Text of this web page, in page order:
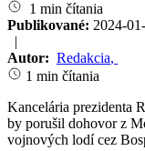
1 min čítania
Publikované: 2024-
|
Autor: Redakcia,
1 min čítania
Kancelária prezidenta
by porušil dohovor z
vojnových lodí cez